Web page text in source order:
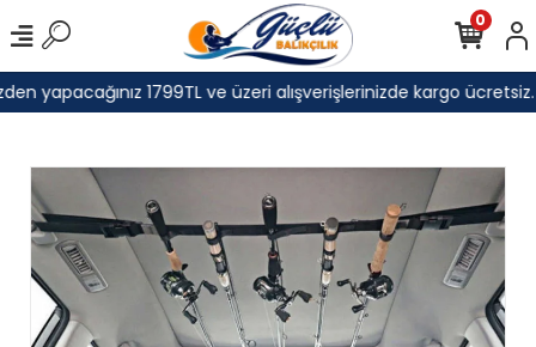
yapacağınız 1799TL ve üzeri alışverişlerinizde kargo ücretsiz.
0